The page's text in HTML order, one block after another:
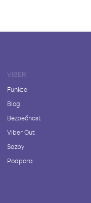
VIBER
Funkce
Blog
Bezpečnost
Viber Out
Sazby
Podpora